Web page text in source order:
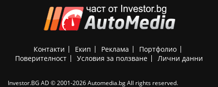
Контакти Екип Реклама
Портфолио
Поверителност
Условия за ползване Лични данни
Investor.BG AD © 2001-2026 Automedia.bg All rights reserved.